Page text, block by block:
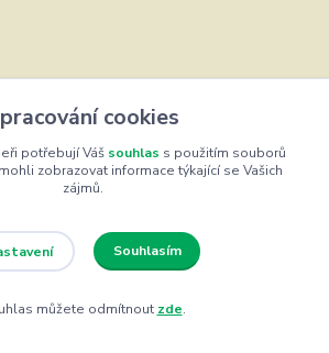
© Copyright 2012 - 2026
cookies
potřebují Váš souhlas s použitím souborů
zobrazovat informace týkající se Vašich
zájmů.
Souhlasím
můžete odmítnout zde.